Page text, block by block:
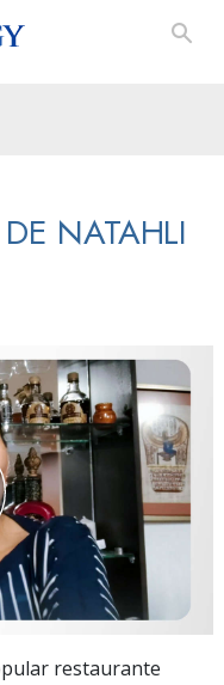
NATAHLI
restaurante